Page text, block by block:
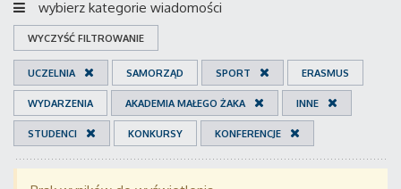
wybierz kategorie wiadomości
WYCZYŚĆ FILTROWANIE
UCZELNIA SAMORZĄD SPORT ERASMUS
WYDARZENIA AKADEMIA MAŁEGO ŻAKA INNE
STUDENCI KONKURSY KONFERENCJE